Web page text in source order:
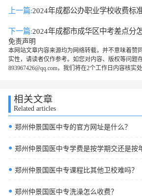
上一篇:2024年成都公办职业学校收费标
下一篇:2024年成都市成华区中考差点分
免责声明
本网站文章内容来源均为网络转载，并不意味着赞
实性，请读者仅作参考。如您对内容、版权等问题
893967426@qq.com，我们将在2个工作日内容核实处
相关文章
Related articles
● 郑州仲景国医中专的官方网址是什么？
● 郑州仲景国医中专学费是按学期交还是按
● 郑州仲景国医中专课程比其他卫校难吗？
● 郑州仲景国医中专洗澡怎么收费？